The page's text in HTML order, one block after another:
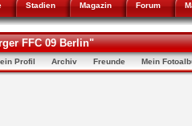
Stadien Magazin Forum
FFC 09 Berlin"
Profil Archiv Freunde Mein